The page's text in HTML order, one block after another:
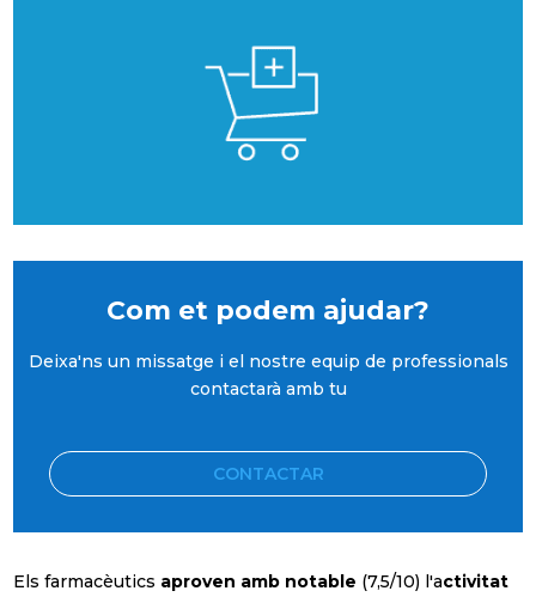
Com et podem ajudar?
Deixa'ns un missatge i el nostre equip de professionals
contactarà amb tu
CONTACTAR
Els farmacèutics aproven amb notable (7,5/10) l'activitat